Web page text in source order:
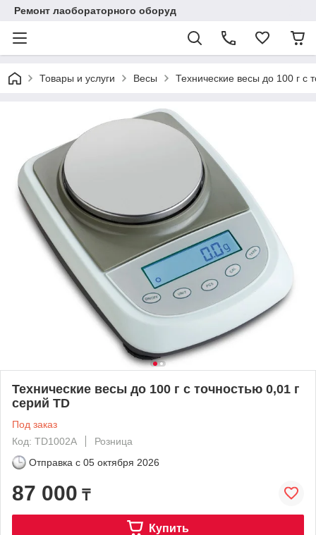
Ремонт лаобораторного оборуд
Товары и услуги Весы Технические весы до 100 г с
Технические весы до 100 г с точностью 0,01 г
серий TD
Под заказ
Код: TD1002A
Розница
Отправка с 05 октября 2026
87 000 ₸
Купить